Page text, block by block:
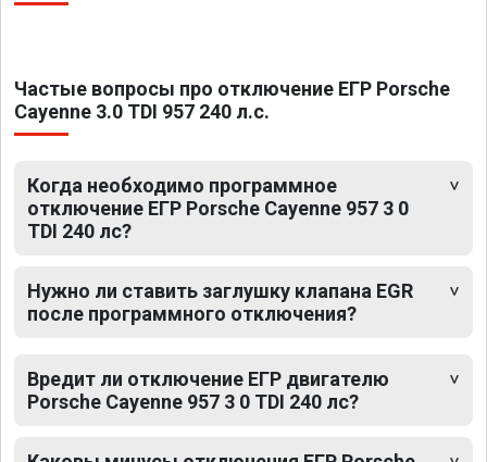
Частые вопросы про отключение ЕГР Porsche
Cayenne 3.0 TDI 957 240 л.с.
Когда необходимо программное
отключение ЕГР Porsche Cayenne 957 3 0
TDI 240 лс?
Нужно ли ставить заглушку клапана EGR
после программного отключения?
Вредит ли отключение ЕГР двигателю
Porsche Cayenne 957 3 0 TDI 240 лс?